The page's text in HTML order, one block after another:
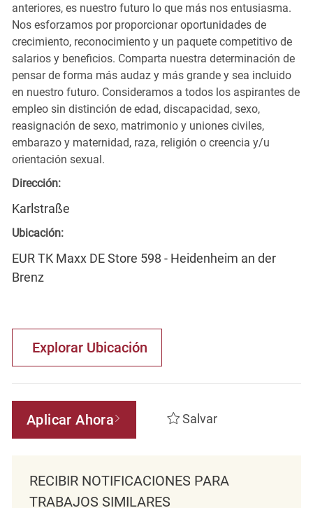
anteriores, es nuestro futuro lo que más nos entusiasma.
Nos esforzamos por proporcionar oportunidades de
crecimiento, reconocimiento y un paquete competitivo de
salarios y beneficios. Comparta nuestra determinación de
pensar de forma más audaz y más grande y sea incluido
en nuestro futuro. Consideramos a todos los aspirantes de
empleo sin distinción de edad, discapacidad, sexo,
reasignación de sexo, matrimonio y uniones civiles,
embarazo y maternidad, raza, religión o creencia y/u
orientación sexual.
Dirección:
Karlstraße
Ubicación:
EUR TK Maxx DE Store 598 - Heidenheim an der
Brenz
Explorar Ubicación
Aplicar Ahora Salvar
RECIBIR NOTIFICACIONES PARA
TRABAJOS SIMILARES